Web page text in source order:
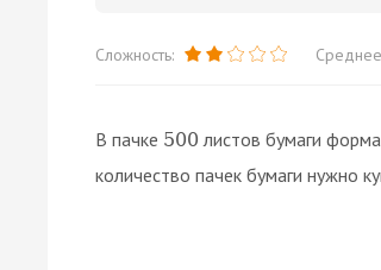
Сложность:
В пачке 500 листов бумаги
количество пачек бумаги нужно